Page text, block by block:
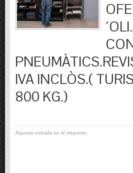
IVA INCLÒS.(
800 KG.)
Aquesta entrada no té etiquetes